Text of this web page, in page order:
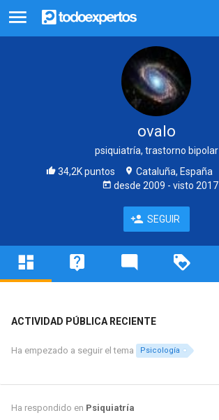
ovalo
psiquiatría, trastorno bipolar
34,2K puntos
Cataluña, España
desde 2009 - visto 2017
SEGUIR
ACTIVIDAD PÚBLICA RECIENTE
Ha empezado a seguir el tema Psicología
Ha respondido en Psiquiatría